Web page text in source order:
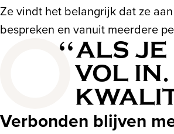
Ze vindt het belangrijk dat ze
bespreken en vanuit meerdere
ALS JE
VOL
Verbonden blijven